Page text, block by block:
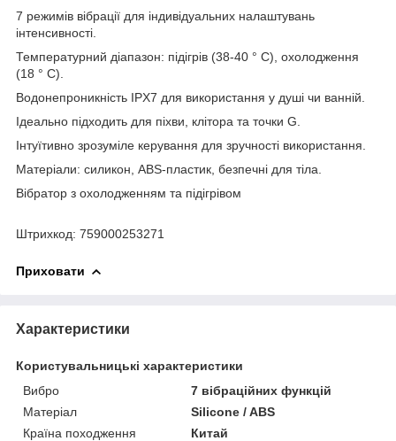
7 режимів вібрації для індивідуальних налаштувань
інтенсивності.
Температурний діапазон: підігрів (38-40 ° C), охолодження
(18 ° C).
Водонепроникність IPX7 для використання у душі чи ванній.
Ідеально підходить для піхви, клітора та точки G.
Інтуїтивно зрозуміле керування для зручності використання.
Матеріали: силикон, ABS-пластик, безпечні для тіла.
Вібратор з охолодженням та підігрівом
Штрихкод: 759000253271
Приховати
Характеристики
Користувальницькі характеристики
Вибро
7 вібраційних функцій
Матеріал
Silicone / ABS
Країна походження
Китай